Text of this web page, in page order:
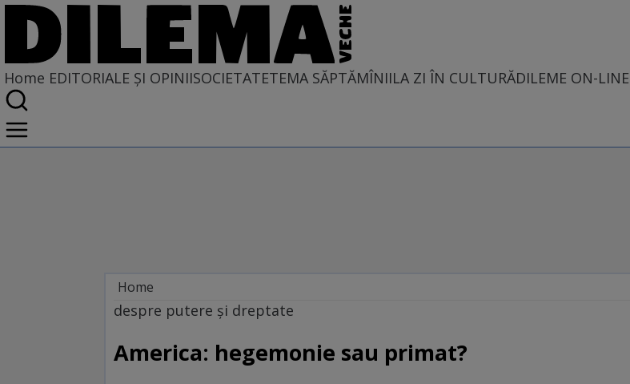
Home EDITORIALE ȘI OPINIISOCIETATETEMA SĂPTĂMÎNIILA ZI ÎN CULTURĂDILEME ON-LINE
Home
EDITORIALE ȘI OPINII
despre putere şi dreptate
America: hegemonie sau primat?